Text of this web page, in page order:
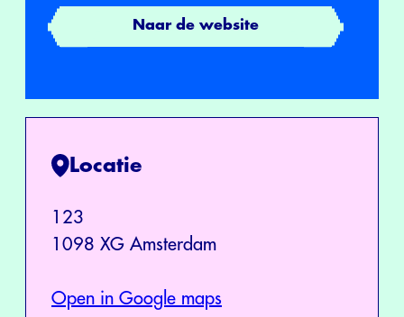
Naar de website
Locatie
123
1098 XG Amsterdam
Open in Google maps